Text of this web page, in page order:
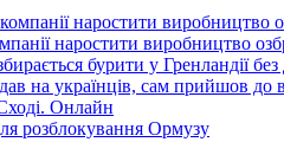
наростити виробництво
бурити у Гренландії
на українців, сам прийшов до
Онлайн
розблокування Ормузу